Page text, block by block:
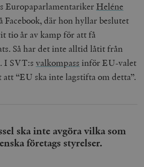
EuropaparlamentarikerHeléne
Facebook, där hon hyllar beslutet
tio år av kamp för att få
Så har det inte alltid låtit från
I SVT:svalkompass inför EU-valet
att “EU ska inte lagstifta om detta”.
ska inte avgöra vilka som
företags styrelser.